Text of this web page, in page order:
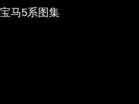
宝马5系图集